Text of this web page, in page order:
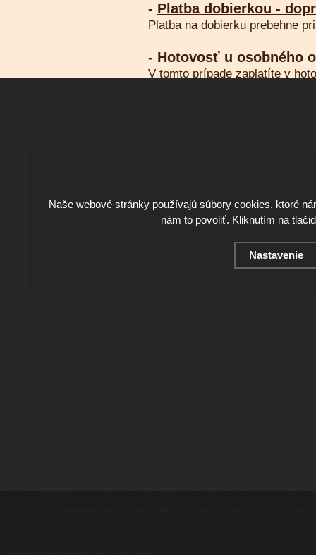
- Platba dobierkou -
Platba na dobierku prebehne
- Hotovosť u osobného
V tomto prípade zaplatíte v
Naše webové stránky používajú súbory cookies, ktoré
nám to povoliť. Kliknutím na
Nastavenie